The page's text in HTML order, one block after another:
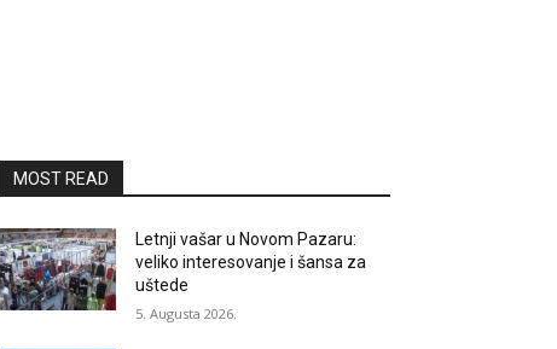
MOST READ
Letnji vašar u Novom Pazaru:
veliko interesovanje i šansa za
uštede
5. Augusta 2026.